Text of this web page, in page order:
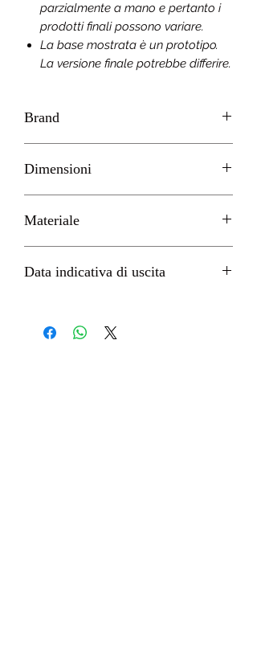
parzialmente a mano e pertanto i
prodotti finali possono variare.
La base mostrata è un prototipo.
La versione finale potrebbe differire.
Brand
Dimensioni
Materiale
Data indicativa di uscita